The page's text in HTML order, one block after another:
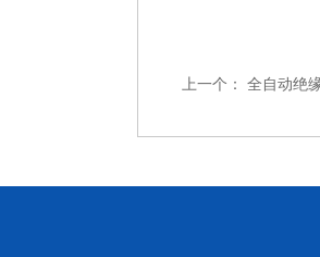
上一个： 全自动绝